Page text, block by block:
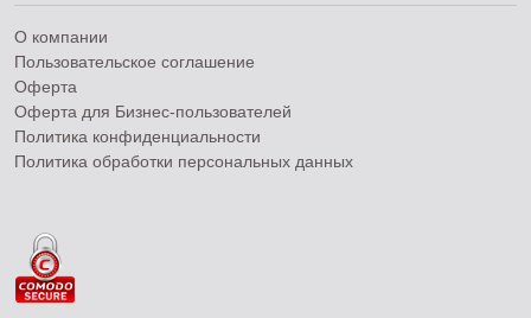
О компании
Пользовательское соглашение
Оферта
Оферта для Бизнес-пользователей
Политика конфиденциальности
Политика обработки персональных данных